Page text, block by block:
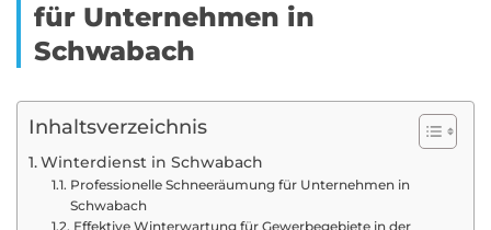
für Unternehmen in
Schwabach
Inhaltsverzeichnis
Winterdienst in Schwabach
Professionelle Schneeräumung für Unternehmen in
Schwabach
Effektive Winterwartung für Gewerbegebiete in der